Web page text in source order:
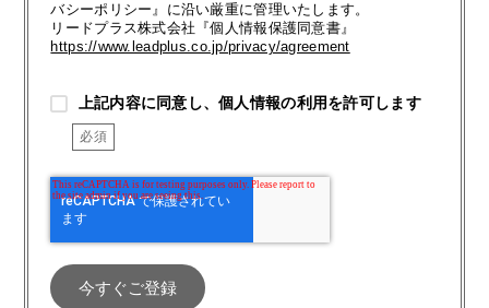
バシーポリシー』に沿い厳重に管理いたします。
リードプラス株式会社『個人情報保護同意書』
https://www.leadplus.co.jp/privacy/agreement
上記内容に同意し、個人情報の利用を許可します